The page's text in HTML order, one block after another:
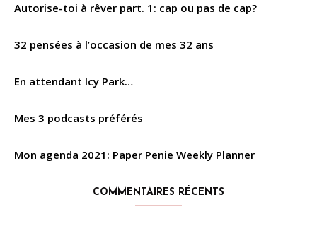
Autorise-toi à rêver part. 1: cap ou pas de cap?
32 pensées à l’occasion de mes 32 ans
En attendant Icy Park…
Mes 3 podcasts préférés
Mon agenda 2021: Paper Penie Weekly Planner
COMMENTAIRES RÉCENTS